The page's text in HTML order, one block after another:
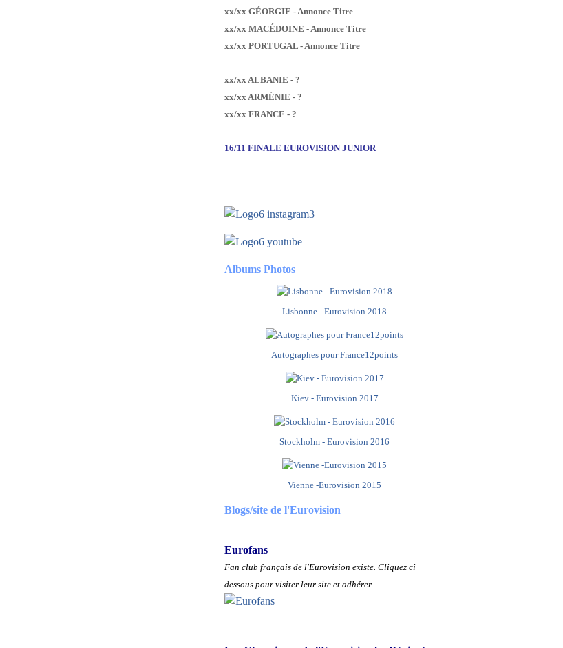
xx/xx GÉORGIE - Annonce Titre
xx/xx MACÉDOINE - Annonce Titre
xx/xx PORTUGAL - Annonce Titre
xx/xx ALBANIE - ?
xx/xx ARMÉNIE - ?
xx/xx FRANCE - ?
16/11 FINALE EUROVISION JUNIOR
Albums Photos
Lisbonne - Eurovision 2018
Autographes pour France12points
Kiev - Eurovision 2017
Stockholm - Eurovision 2016
Vienne -Eurovision 2015
Blogs/site de l'Eurovision
Eurofans
Fan club français de l'Eurovision existe. Cliquez ci
dessous pour visiter leur site et adhérer.